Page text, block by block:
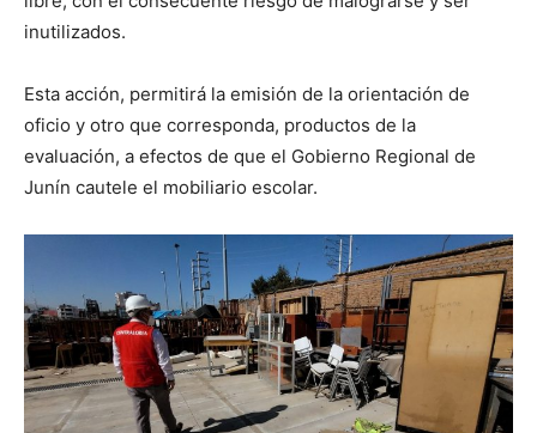
inutilizados.
Esta acción, permitirá la emisión de la orientación de
oficio y otro que corresponda, productos de la
evaluación, a efectos de que el Gobierno Regional de
Junín cautele el mobiliario escolar.